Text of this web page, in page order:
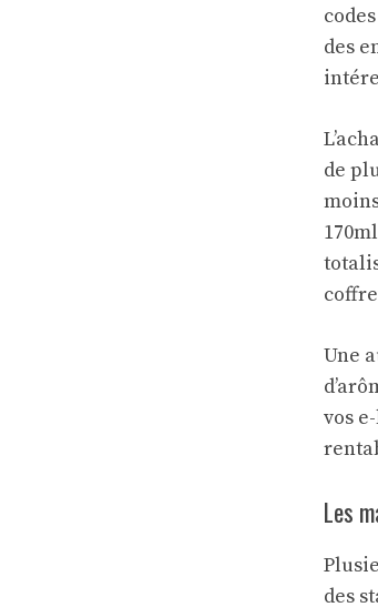
des
de
Une
vos
Les
des